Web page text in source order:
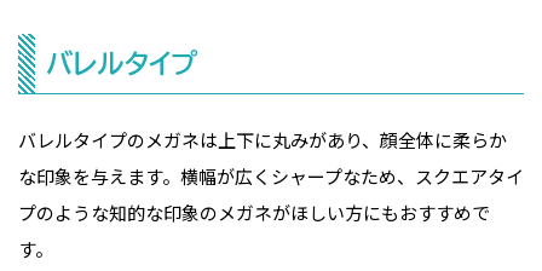
バレルタイプ
バレルタイプのメガネは上下に丸みがあり、顔全体に柔らか
な印象を与えます。横幅が広くシャープなため、スクエアタイ
プのような知的な印象のメガネがほしい方にもおすすめで
す。